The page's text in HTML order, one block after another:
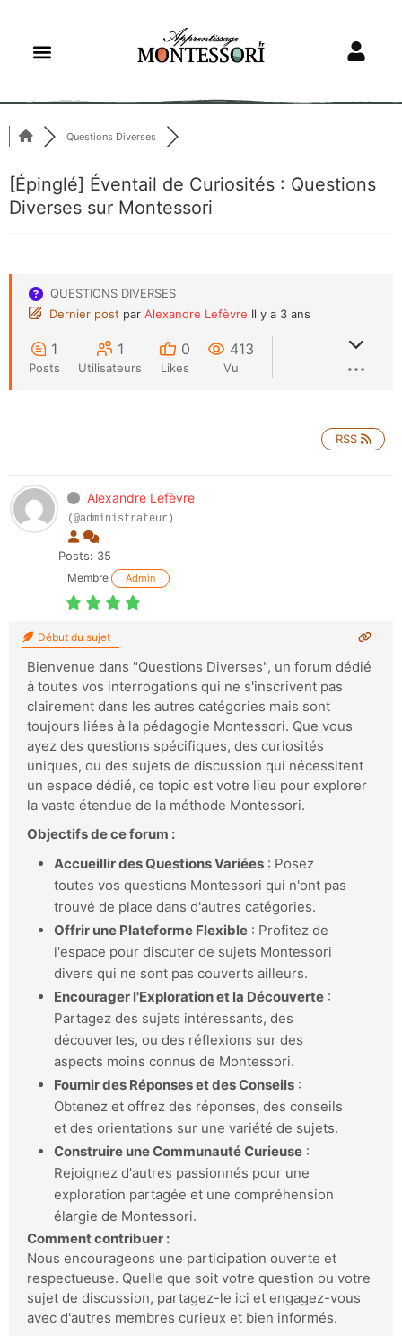
Questions Diverses
[Épinglé] Éventail de Curiosités : Questions
Diverses sur Montessori
QUESTIONS DIVERSES
Dernier post par Alexandre Lefèvre Il y a 3 ans
1
Posts
1
Utilisateurs
0
Likes
413
Vu
RSS
Alexandre Lefèvre
(@administrateur)
Posts: 35
Membre Admin
Début du sujet
Bienvenue dans "Questions Diverses", un forum dédié
à toutes vos interrogations qui ne s'inscrivent pas
clairement dans les autres catégories mais sont
toujours liées à la pédagogie Montessori. Que vous
ayez des questions spécifiques, des curiosités
uniques, ou des sujets de discussion qui nécessitent
un espace dédié, ce topic est votre lieu pour explorer
la vaste étendue de la méthode Montessori.
Objectifs de ce forum :
Accueillir des Questions Variées : Posez
toutes vos questions Montessori qui n'ont pas
trouvé de place dans d'autres catégories.
Offrir une Plateforme Flexible : Profitez de
l'espace pour discuter de sujets Montessori
divers qui ne sont pas couverts ailleurs.
Encourager l'Exploration et la Découverte :
Partagez des sujets intéressants, des
découvertes, ou des réflexions sur des
aspects moins connus de Montessori.
Fournir des Réponses et des Conseils :
Obtenez et offrez des réponses, des conseils
et des orientations sur une variété de sujets.
Construire une Communauté Curieuse :
Rejoignez d'autres passionnés pour une
exploration partagée et une compréhension
élargie de Montessori.
Comment contribuer :
Nous encourageons une participation ouverte et
respectueuse. Quelle que soit votre question ou votre
sujet de discussion, partagez-le ici et engagez-vous
avec d'autres membres curieux et bien informés.